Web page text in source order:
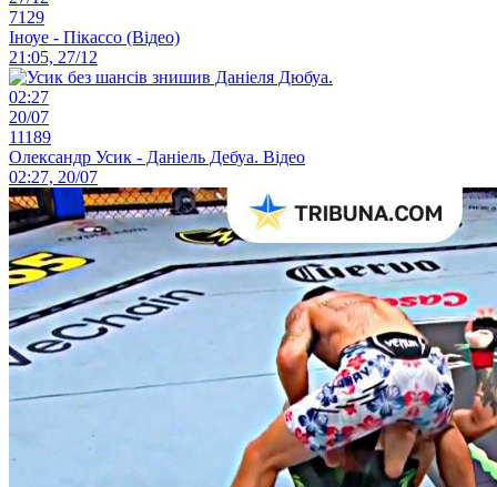
7129
Іноуе - Пікассо (Відео)
21:05, 27/12
02:27
20/07
11189
Олександр Усик - Даніель Дебуа. Відео
02:27, 20/07